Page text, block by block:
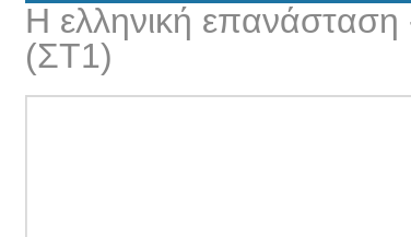
Η ελληνική
(ΣΤ1)